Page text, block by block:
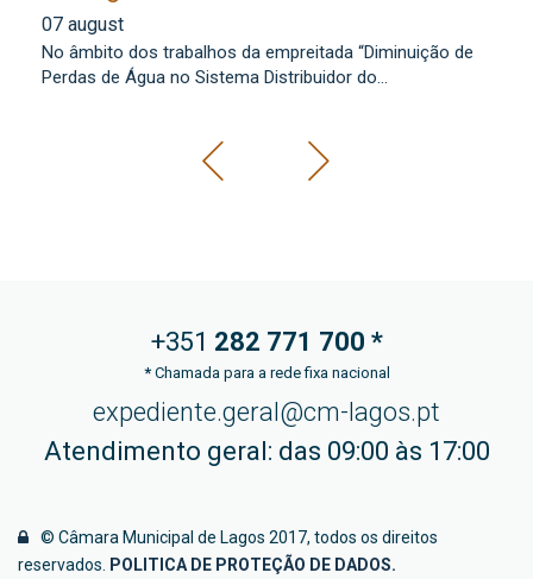
07 august
No âmbito dos trabalhos da empreitada “Diminuição de
Perdas de Água no Sistema Distribuidor do...
+351 282 771 700 *
*Chamada para a rede fixa nacional
expediente.geral@cm-lagos.pt
Atendimento geral: das 09:00 às 17:00
© Câmara Municipal de Lagos 2017, todos os direitos
reservados. POLITICA DE PROTEÇÃO DE DADOS.